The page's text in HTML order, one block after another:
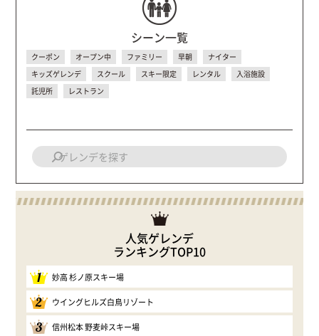
シーン一覧
クーポン オープン中 ファミリー 早朝
ナイター
キッズゲレンデ
スクール スキー限定 レンタル
入浴施設
託児所
レストラン
人気ゲレンデ
ランキングTOP10
1 妙高 杉ノ原スキー場
2 ウイングヒルズ白鳥リゾート
3 信州松本 野麦峠スキー場